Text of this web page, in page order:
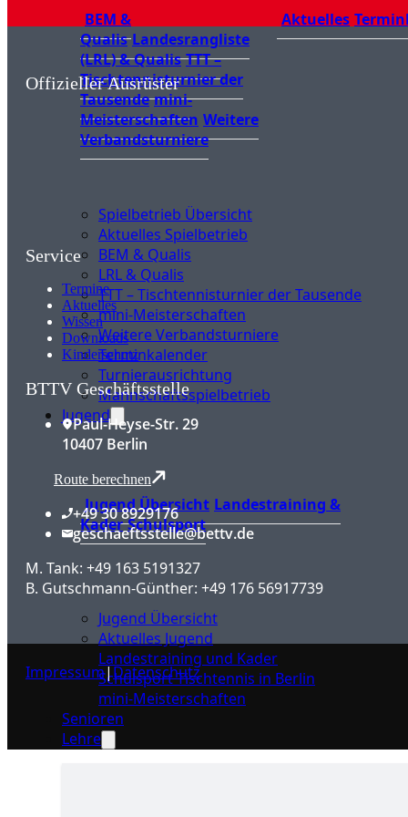
BEM &
Qualis Landesrangliste
(LRL) & Qualis TTT –
Tischtennisturnier der
Tausende mini-
Meisterschaften Weitere
Verbandsturniere
Aktuelles
Spielbetrieb Übersicht
Aktuelles Spielbetrieb
BEM & Qualis
LRL & Qualis
TTT – Tischtennisturnier der Tausende
mini-Meisterschaften
Weitere Verbandsturniere
Terminkalender
Turnierausrichtung
Mannschaftsspielbetrieb
Jugend
Jugend Übersicht Landestraining &
Kader Schulsport
Jugend Übersicht
Aktuelles Jugend
Landestraining und Kader
Schulsport Tischtennis in Berlin
mini-Meisterschaften
Senioren
Lehre
Offizieller Ausrüster
Service
Termine
Aktuelles
Wissen
Downloads
Kinderschutz
BTTV Geschäftsstelle
Paul-Heyse-Str. 29
10407 Berlin
Route berechnen
+49 30 8929176
geschaeftsstelle@bettv.de
M. Tank: +49 163 5191327
B. Gutschmann-Günther: +49 176 56917739
Impressum|Datenschutz